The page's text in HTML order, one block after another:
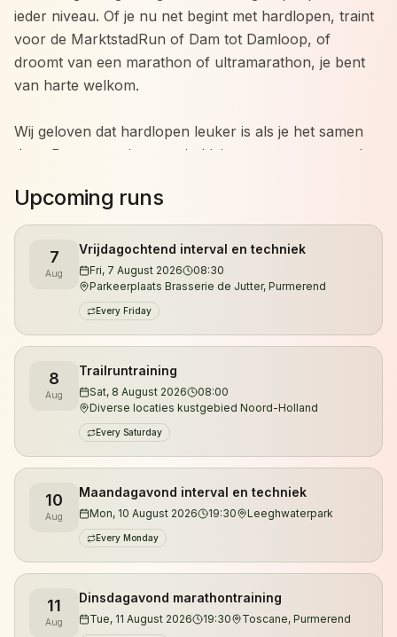
ieder niveau. Of je nu net begint met hardlopen, traint
voor de MarktstadRun of Dam tot Damloop, of
droomt van een marathon of ultramarathon, je bent
van harte welkom.
Wij geloven dat hardlopen leuker is als je het samen
doet. Daarom trainen we in kleine groepen met veel
niveau en werkt aan zijn eigen doelen, terwijl we
elkaar motiveren om net dat stapje extra te zetten.
Je kunt zowel overdag als 's avonds trainen.
Daarnaast organiseren we trailruntrainingen in de
duinen van Noord-Holland, waar je kennismaakt met
de mooiste singletracks, klimmetjes en natuurgebieden
van de regio.
De trainingen worden verzorgd door gecertificeerd
looptrainer en ultraloper Jeroen Kuyper. Met meer
dan vijftien jaar hardloopervaring en tientallen
ultramarathons achter zijn naam begeleidt hij lopers
van hun eerste 5 kilometer tot uitdagende trailruns en
ultramarathons.
Wil je eerst kennismaken? Je bent altijd welkom voor
een vrijblijvende proefles.
Upcoming runs
7
Aug
Vrijdagochtend interval en techniek
Fri, 7 August 2026
08:30
Parkeerplaats Brasserie de Jutter, Purmerend
Every Friday
8
Aug
Trailruntraining
Sat, 8 August 2026
08:00
Diverse locaties kustgebied Noord-Holland
Every Saturday
10
Aug
Maandagavond interval en techniek
Mon, 10 August 2026 19:30 Leeghwaterpark
Every Monday
11
Aug
Dinsdagavond marathontraining
Tue, 11 August 2026 19:30 Toscane, Purmerend